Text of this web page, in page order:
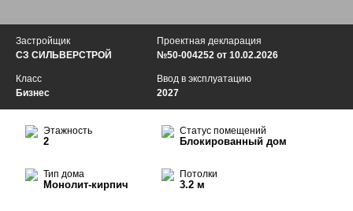
Застройщик
СЗ СИЛЬВЕРСТРОЙ
Проектная декларация
№50-004252 от 10.02.2026
Ввод в эксплуатацию
2027
Класс
Бизнес
Этажность
2
Статус помещений
Блокированный дом
Тип дома
Монолит-кирпич
Потолки
3.2 м